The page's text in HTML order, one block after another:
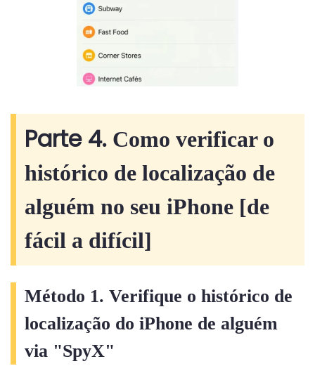
Parte 4. Como verificar o
histórico de localização de
alguém no seu iPhone [de
fácil a difícil]
Método 1. Verifique o histórico de
localização do iPhone de alguém
via "SpyX"